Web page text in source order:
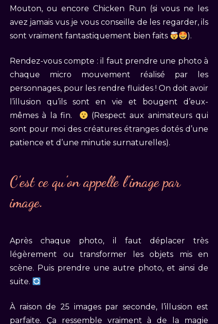
Mouton, ou encore Chicken Run (si vous ne les
avez jamais vus je vous conseille de les regarder, ils
sont vraiment fantastiquement bien faits
).
Rendez-vous compte : il faut prendre une photo à
chaque micro mouvement réalisé par les
personnages, pour les rendre fluides ! On doit avoir
l’illusion qu’ils sont en vie et bougent d’eux-
mêmes à la fin.
(Respect aux animateurs qui
sont pour moi des créatures étranges dotés d’une
patience et d’une minutie surnaturelles).
C’est ce qu’on appelle l’image par
image.
Après chaque photo, il faut déplacer très
légèrement ou transformer les objets mis en
scène. Puis prendre une autre photo, et ainsi de
suite.
À raison de 25 images par seconde, l’illusion est
parfaite. Ça ressemble vraiment à de la magie